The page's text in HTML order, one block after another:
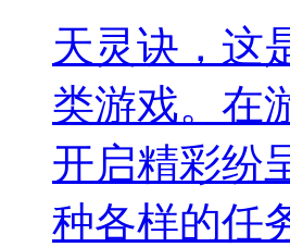
天灵诀，这
类游戏。在
开启精彩纷
种各样的任